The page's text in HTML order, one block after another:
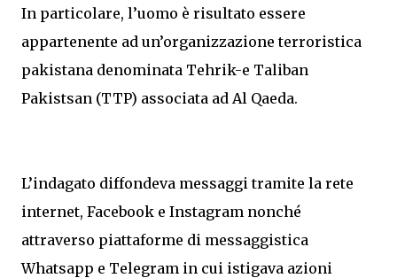
In particolare, l’uomo è risultato essere
appartenente ad un’organizzazione terroristica
pakistana denominata Tehrik-e Taliban
Pakistsan (TTP) associata ad Al Qaeda.
L’indagato diffondeva messaggi tramite la rete
internet, Facebook e Instagram nonché
attraverso piattaforme di messaggistica
Whatsapp e Telegram in cui istigava azioni